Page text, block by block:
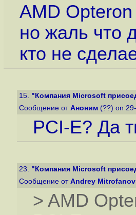
AMD
но жаль что
кто не
15. "Компания Microsoft
Сообщение от Аноним (??) on
PCI-E? Да
23. "Компания Microsoft
Сообщение от Andrey Mitrofanov
> AMD